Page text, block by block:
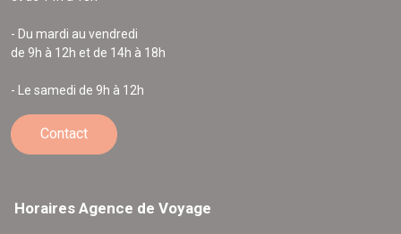
- Du mardi au vendredi
de 9h à 12h et de 14h à 18h
- Le samedi de 9h à 12h
Contact
Horaires Agence de Voyage